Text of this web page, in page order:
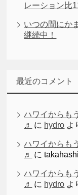
レーション比
いつの間にか
継続中！
最近のコメント
ハワイからも
♬
に hydro よ
ハワイからも
♬
にtakahashi
ハワイからも
♬
に hydro よ